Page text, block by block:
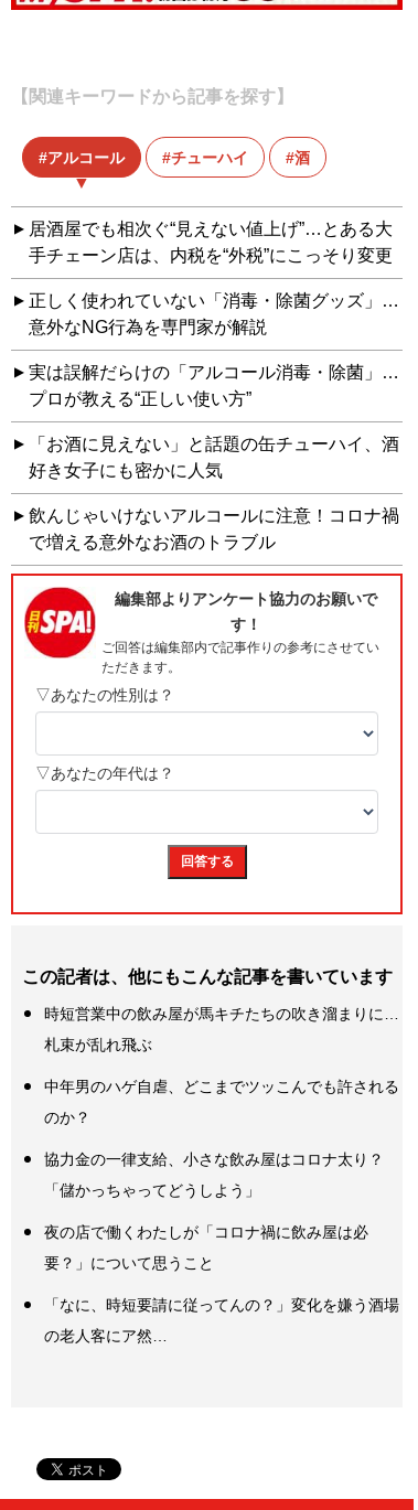
【関連キーワードから記事を探す】
アルコール チューハイ 酒
居酒屋でも相次ぐ“見えない値上げ”…とある大
手チェーン店は、内税を“外税”にこっそり変更
正しく使われていない「消毒・除菌グッズ」…
意外なNG行為を専門家が解説
実は誤解だらけの「アルコール消毒・除菌」…
プロが教える“正しい使い方”
「お酒に見えない」と話題の缶チューハイ、酒
好き女子にも密かに人気
飲んじゃいけないアルコールに注意！コロナ禍
で増える意外なお酒のトラブル
この記者は、他にもこんな記事を書いています
時短営業中の飲み屋が馬キチたちの吹き溜まりに…
札束が乱れ飛ぶ
中年男のハゲ自虐、どこまでツッこんでも許される
のか？
協力金の一律支給、小さな飲み屋はコロナ太り？
「儲かっちゃってどうしよう」
夜の店で働くわたしが「コロナ禍に飲み屋は必
要？」について思うこと
「なに、時短要請に従ってんの？」変化を嫌う酒場
の老人客にア然…